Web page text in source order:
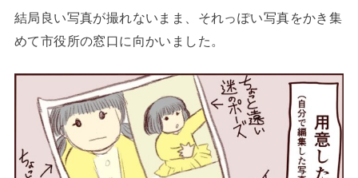
結局良い写真が撮れないまま、それっぽい写真をかき集
めて市役所の窓口に向かいました。